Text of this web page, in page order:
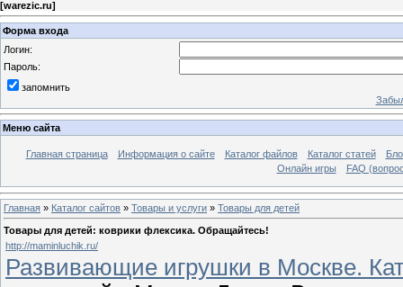
[warezic.ru]
Форма входа
Логин:
Пароль:
запомнить
Меню сайта
Главная страница Информация о сайте Каталог файлов Каталог статей
Онлайн игры
FAQ
Главная » Каталог сайтов » Товары и услуги » Товары для детей
Товары для детей: коврики флексика. Обращайтесь!
http://maminluchik.ru/
Развивающие игрушки в Москве.